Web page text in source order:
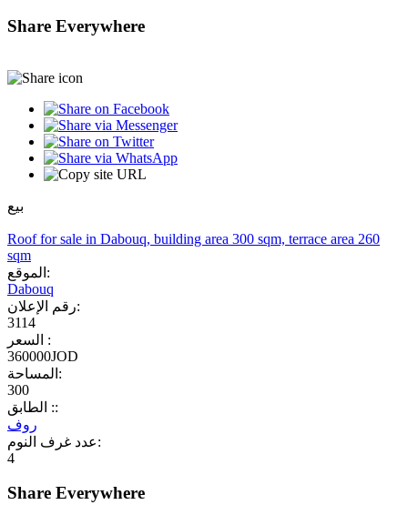
Share Everywhere
بيع
Roof for sale in Dabouq, building area 300 sqm, terrace area 260
sqm
الموقع:
Dabouq
رقم الإعلان:
3114
السعر :
360000JOD
المساحة:
300
الطابق ::
روف
عدد غرف النوم:
4
Share Everywhere